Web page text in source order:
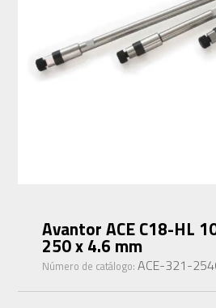
Avantor ACE C18-HL
250 x 4.6 mm
Número de catálogo:ACE-321-